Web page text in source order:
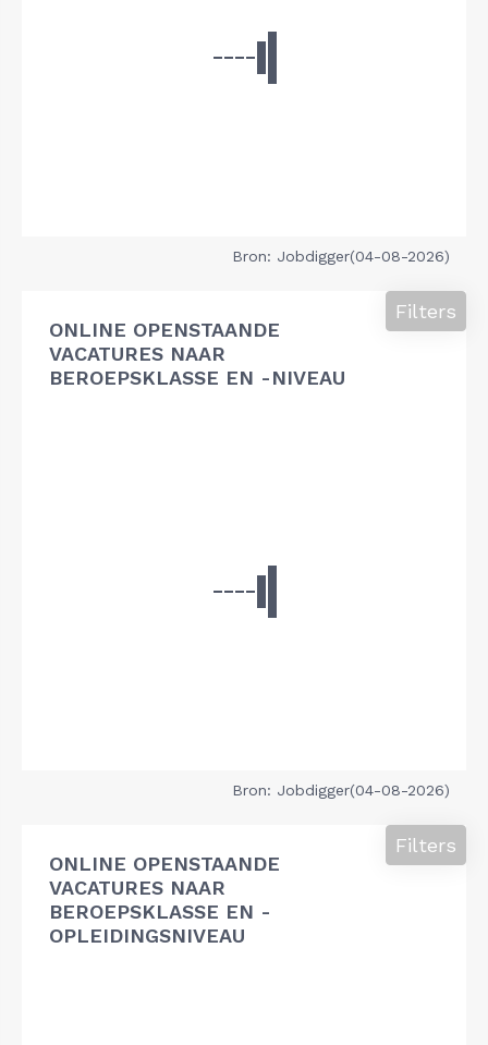
Bron: Jobdigger(04-08-2026)
ONLINE OPENSTAANDE
VACATURES NAAR
BEROEPSKLASSE EN -NIVEAU
Filters
Bron: Jobdigger(04-08-2026)
ONLINE OPENSTAANDE
VACATURES NAAR
BEROEPSKLASSE EN -
OPLEIDINGSNIVEAU
Filters